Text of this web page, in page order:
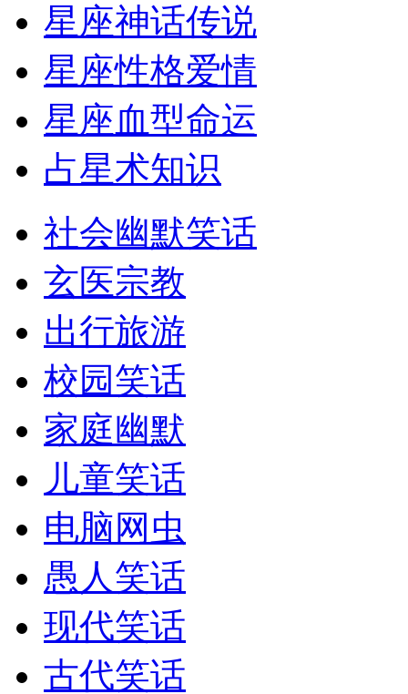
星座神话传说
星座性格爱情
星座血型命运
占星术知识
社会幽默笑话
玄医宗教
出行旅游
校园笑话
家庭幽默
儿童笑话
电脑网虫
愚人笑话
现代笑话
古代笑话